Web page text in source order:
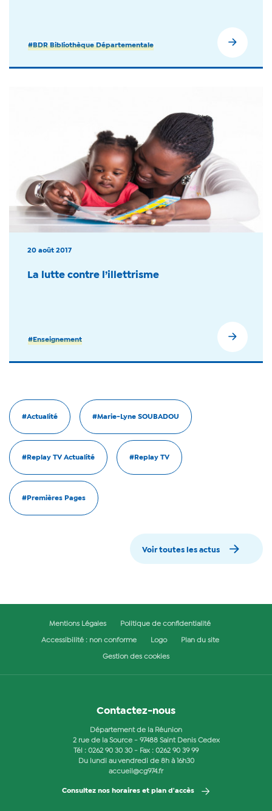
#BDR Bibliothèque Départementale
20 août 2017
La lutte contre l’illettrisme
#Enseignement
#Actualité #Marie-Lyne SOUBADOU
#Replay TV Actualité #Replay TV
#Premières Pages
Voir toutes les actus
Mentions Légales Politique de confidentialité
Accessibilité : non conforme Logo Plan du site
Gestion des cookies
Contactez-nous
Département de la Réunion
2 rue de la Source - 97488 Saint Denis Cedex
Tél : 0262 90 30 30 - Fax : 0262 90 39 99
Du lundi au vendredi de 8h à 16h30
accueil@cg974.fr
Consultez nos horaires et plan d'accès